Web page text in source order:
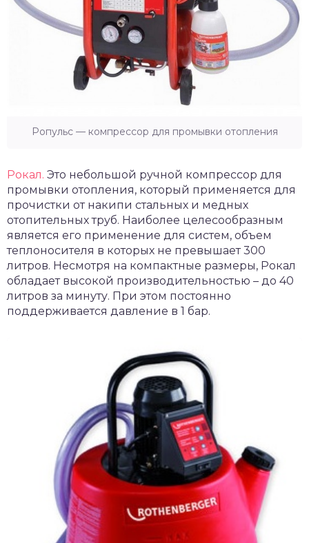
Ропульс — компрессор для промывки отопления
Рокал. Это небольшой ручной компрессор для
промывки отопления, который применяется для
прочистки от накипи стальных и медных
отопительных труб. Наиболее целесообразным
является его применение для систем, объем
теплоносителя в которых не превышает 300
литров. Несмотря на компактные размеры, Рокал
обладает высокой производительностью – до 40
литров за минуту. При этом постоянно
поддерживается давление в 1 бар.